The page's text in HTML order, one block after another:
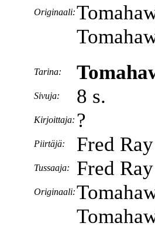
Originaali:
Tarina:
Sivuja: 8 s.
Kirjoittaja: ?
Piirtäjä: Fred Ray
Tussaaja: Fred Ray
Originaali: